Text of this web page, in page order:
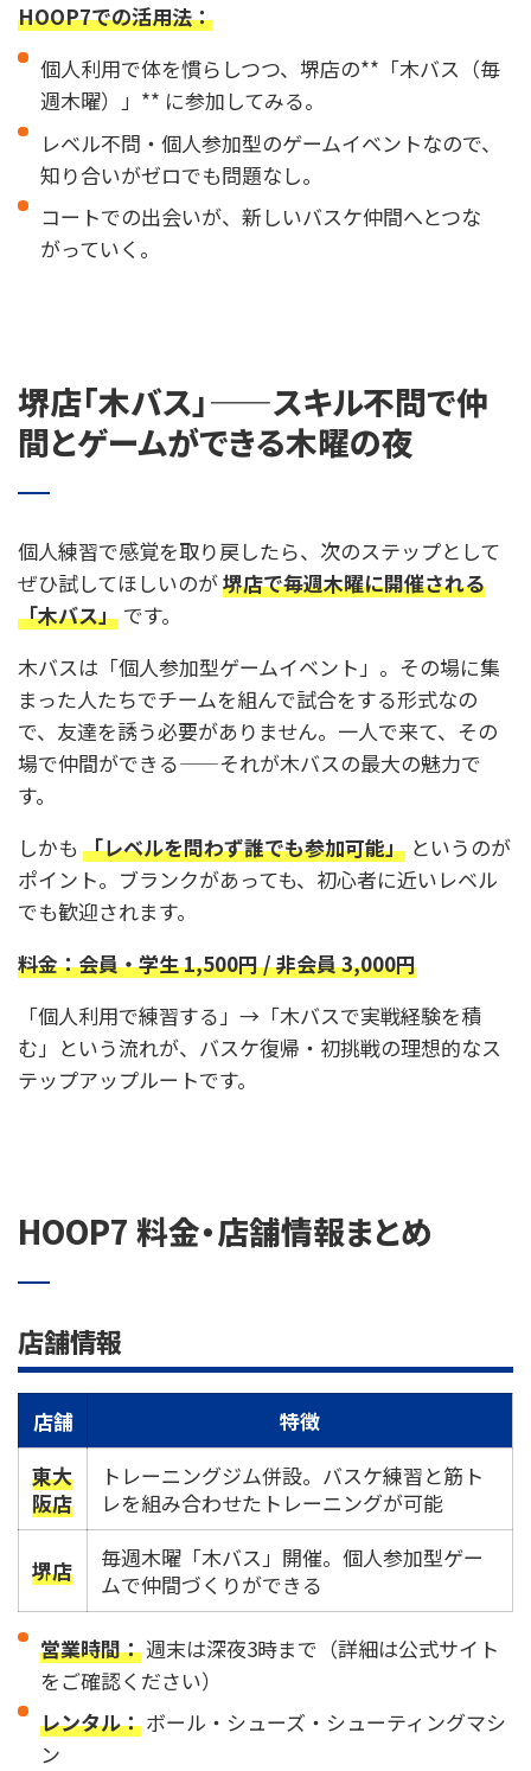
HOOP7での活用法：
個人利用で体を慣らしつつ、堺店の**「木バス（毎
週木曜）」** に参加してみる。
レベル不問・個人参加型のゲームイベントなので、
知り合いがゼロでも問題なし。
コートでの出会いが、新しいバスケ仲間へとつな
がっていく。
堺店「木バス」——スキル不問で仲
間とゲームができる木曜の夜
個人練習で感覚を取り戻したら、次のステップとして
ぜひ試してほしいのが堺店で毎週木曜に開催される
「木バス」 です。
木バスは「個人参加型ゲームイベント」。その場に集
まった人たちでチームを組んで試合をする形式なの
で、友達を誘う必要がありません。一人で来て、その
場で仲間ができる——それが木バスの最大の魅力で
す。
しかも 「レベルを問わず誰でも参加可能」 というのが
ポイント。ブランクがあっても、初心者に近いレベル
でも歓迎されます。
料金：会員・学生 1,500円 / 非会員 3,000円
「個人利用で練習する」→「木バスで実戦経験を積
む」という流れが、バスケ復帰・初挑戦の理想的なス
テップアップルートです。
HOOP7 料金・店舗情報まとめ
店舗情報
店舗
特徴
東大
阪店
トレーニングジム併設。バスケ練習と筋ト
レを組み合わせたトレーニングが可能
堺店
毎週木曜「木バス」開催。個人参加型ゲー
ムで仲間づくりができる
営業時間：週末は深夜3時まで（詳細は公式サイト
をご確認ください）
レンタル：ボール・シューズ・シューティングマシ
ン